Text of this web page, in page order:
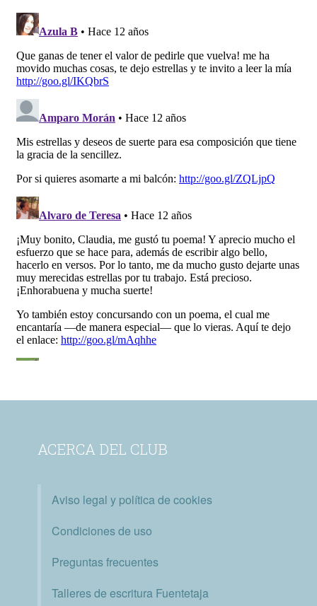
ACERCA DEL CLUB
Aviso legal y política de cookies
Condiciones de uso
Preguntas frecuentes
Talleres de escritura Fuentetaja